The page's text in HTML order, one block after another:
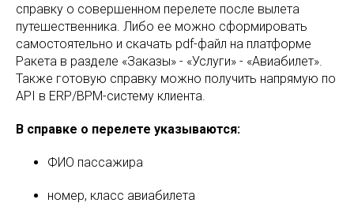
справку о совершенном перелете после вылета
путешественника. Либо ее можно сформировать
самостоятельно и скачать pdf-файл на платформе
Ракета в разделе «Заказы» - «Услуги» - «Авиабилет».
Также готовую справку можно получить напрямую по
API в ERP/BPM-систему клиента.
В справке о перелете указываются:
ФИО пассажира
номер, класс авиабилета